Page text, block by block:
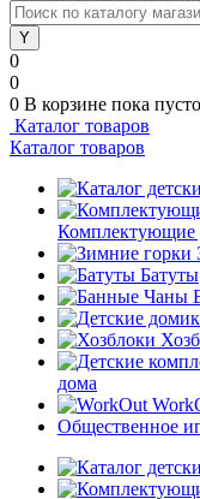
0
0
0 В корзине пока пусто
Каталог товаров
Каталог товаров
Комплектующие
Батуты
дома
Общественное